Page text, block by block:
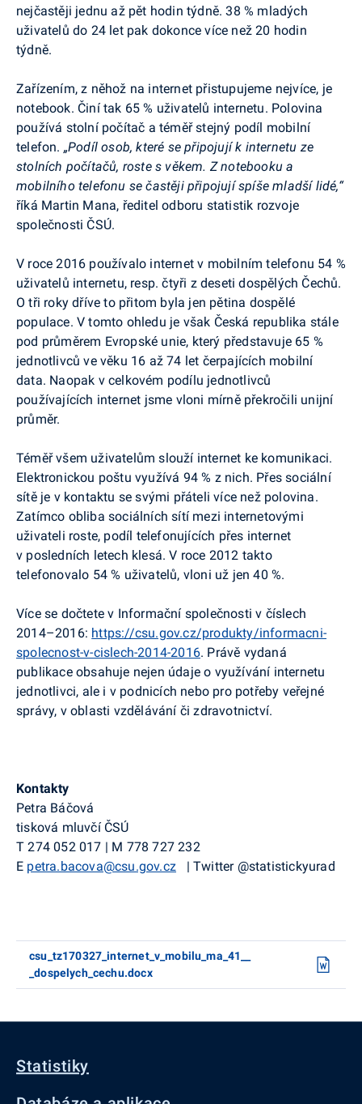
nejčastěji jednu až pět hodin týdně. 38 % mladých
uživatelů do 24 let pak dokonce více než 20 hodin
týdně.
Zařízením, z něhož na internet přistupujeme nejvíce, je
notebook. Činí tak 65 % uživatelů internetu. Polovina
používá stolní počítač a téměř stejný podíl mobilní
telefon. „Podíl osob, které se připojují k internetu ze
stolních počítačů, roste s věkem. Z notebooku a
mobilního telefonu se častěji připojují spíše mladší lidé,“
říká Martin Mana, ředitel odboru statistik rozvoje
společnosti ČSÚ.
V roce 2016 používalo internet v mobilním telefonu 54 %
uživatelů internetu, resp. čtyři z deseti dospělých Čechů.
O tři roky dříve to přitom byla jen pětina dospělé
populace. V tomto ohledu je však Česká republika stále
pod průměrem Evropské unie, který představuje 65 %
jednotlivců ve věku 16 až 74 let čerpajících mobilní
data. Naopak v celkovém podílu jednotlivců
používajících internet jsme vloni mírně překročili unijní
průměr.
Téměř všem uživatelům slouží internet ke komunikaci.
Elektronickou poštu využívá 94 % z nich. Přes sociální
sítě je v kontaktu se svými přáteli více než polovina.
Zatímco obliba sociálních sítí mezi internetovými
uživateli roste, podíl telefonujících přes internet
v posledních letech klesá. V roce 2012 takto
telefonovalo 54 % uživatelů, vloni už jen 40 %.
Více se dočtete v Informační společnosti v číslech
2014–2016: https://csu.gov.cz/produkty/informacni-
spolecnost-v-cislech-2014-2016. Právě vydaná
publikace obsahuje nejen údaje o využívání internetu
jednotlivci, ale i v podnicích nebo pro potřeby veřejné
správy, v oblasti vzdělávání či zdravotnictví.
Kontakty
Petra Báčová
tisková mluvčí ČSÚ
T 274 052 017 | M 778 727 232
E petra.bacova@csu.gov.cz | Twitter@statistickyurad
csu_tz170327_internet_v_mobilu_ma_41__
_dospelych_cechu.docx
Statistiky